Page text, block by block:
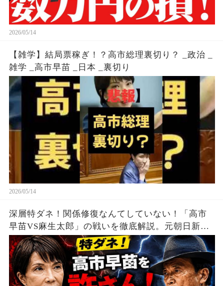
2026/05/14
【雑学】結局票稼ぎ！？高市総理裏切り？ _政治 _
雑学 _高市早苗 _日本 _裏切り
2026/05/14
深層特ダネ！関係修復なんてしていない！「高市
早苗VS麻生太郎」の戦いを徹底解説。元朝日新
聞・記者佐藤章さんと一月万冊